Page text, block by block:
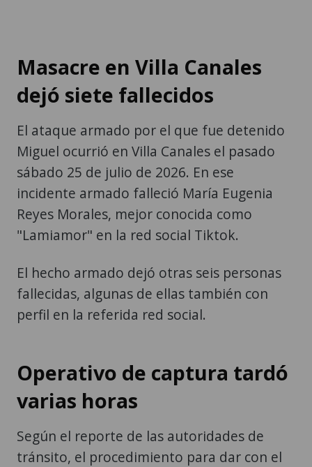
Masacre en Villa Canales
dejó siete fallecidos
El ataque armado por el que fue detenido
Miguel ocurrió en Villa Canales el pasado
sábado 25 de julio de 2026. En ese
incidente armado falleció María Eugenia
Reyes Morales, mejor conocida como
"Lamiamor" en la red social Tiktok.
El hecho armado dejó otras seis personas
fallecidas, algunas de ellas también con
perfil en la referida red social.
Operativo de captura tardó
varias horas
Según el reporte de las autoridades de
tránsito, el procedimiento para dar con el